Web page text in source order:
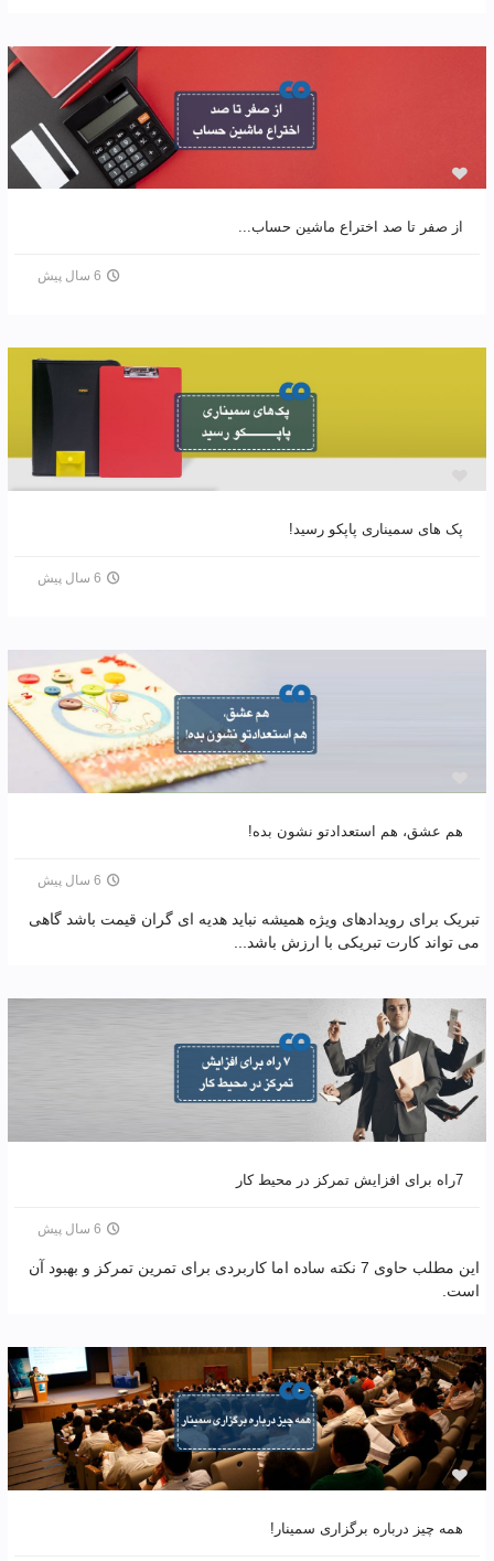
از صفر تا صد اختراع ماشین حساب...
6 سال پیش
پک های سمیناری پاپکو رسید!
6 سال پیش
هم عشق، هم استعدادتو نشون بده!
6 سال پیش
تبریک برای رویدادهای ویژه همیشه نباید هدیه ای گران قیمت باشد گاهی
می تواند کارت تبریکی با ارزش باشد...
7راه برای افزایش تمرکز در محیط کار
6 سال پیش
این مطلب حاوی 7 نکته ساده اما کاربردی برای تمرین تمرکز و بهبود آن
است.
همه چیز درباره برگزاری سمینار!